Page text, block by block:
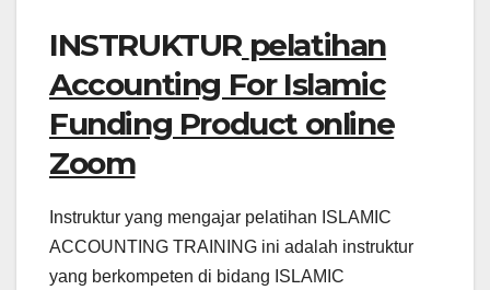
INSTRUKTUR pelatihan
Accounting For Islamic
Funding Product online
Zoom
Instruktur yang mengajar pelatihan ISLAMIC
ACCOUNTING TRAINING ini adalah instruktur
yang berkompeten di bidang ISLAMIC